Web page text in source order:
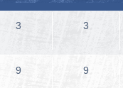
3 3
9 9